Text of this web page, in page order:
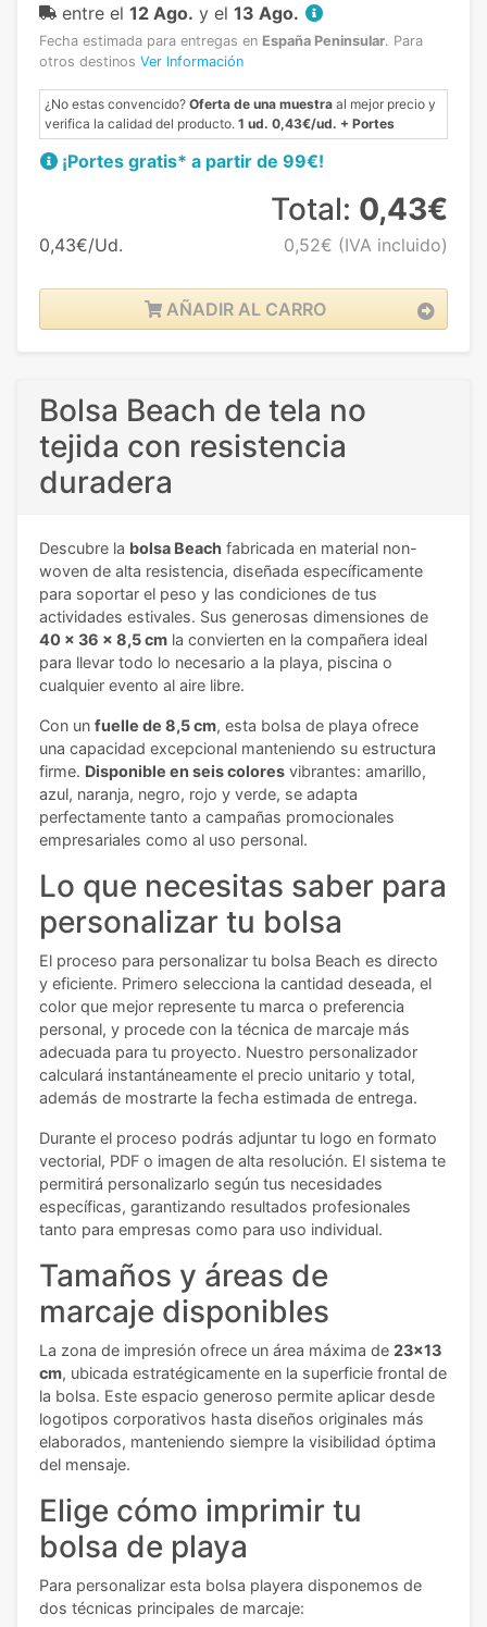
entre el 12 Ago. y el 13 Ago.
Fecha estimada para entregas en España Peninsular. Para
otros destinos Ver Información
¿No estas convencido? Oferta de una muestra al mejor precio y
verifica la calidad del producto. 1 ud. 0,43€/ud. + Portes
¡Portes gratis* a partir de 99€!
0,43€/Ud.
Total: 0,43€
0,52€ (IVA incluido)
AÑADIR AL CARRO
Bolsa Beach de tela no
tejida con resistencia
duradera
Descubre la bolsa Beach fabricada en material non-
woven de alta resistencia, diseñada específicamente
para soportar el peso y las condiciones de tus
actividades estivales. Sus generosas dimensiones de
40 x 36 x 8,5 cm la convierten en la compañera ideal
para llevar todo lo necesario a la playa, piscina o
cualquier evento al aire libre.
Con un fuelle de 8,5 cm, esta bolsa de playa ofrece
una capacidad excepcional manteniendo su estructura
firme. Disponible en seis colores vibrantes: amarillo,
azul, naranja, negro, rojo y verde, se adapta
perfectamente tanto a campañas promocionales
empresariales como al uso personal.
Lo que necesitas saber para
personalizar tu bolsa
El proceso para personalizar tu bolsa Beach es directo
y eficiente. Primero selecciona la cantidad deseada, el
color que mejor represente tu marca o preferencia
personal, y procede con la técnica de marcaje más
adecuada para tu proyecto. Nuestro personalizador
calculará instantáneamente el precio unitario y total,
además de mostrarte la fecha estimada de entrega.
Durante el proceso podrás adjuntar tu logo en formato
vectorial, PDF o imagen de alta resolución. El sistema te
permitirá personalizarlo según tus necesidades
específicas, garantizando resultados profesionales
tanto para empresas como para uso individual.
Tamaños y áreas de
marcaje disponibles
La zona de impresión ofrece un área máxima de 23x13
cm, ubicada estratégicamente en la superficie frontal de
la bolsa. Este espacio generoso permite aplicar desde
logotipos corporativos hasta diseños originales más
elaborados, manteniendo siempre la visibilidad óptima
del mensaje.
Elige cómo imprimir tu
bolsa de playa
Para personalizar esta bolsa playera disponemos de
dos técnicas principales de marcaje: